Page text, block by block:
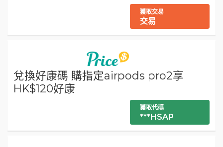
獲取交易
交易
兌換好康碼 購指定airpods pro2享
HK$120好康
獲取代碼
***HSAP